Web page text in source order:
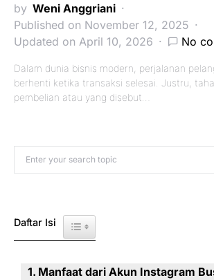
by Weni Anggriani
Published on November 12, 2025
Updated on April 10, 2026
No
Dalam dunia bisnis modern, perjalanan
berhenti ketika transaksi selesai. Justru,
pembelian atau yang disebut…
Search for:
Daftar Isi Toggle Table of Content
Manfaat dari Akun Instagram